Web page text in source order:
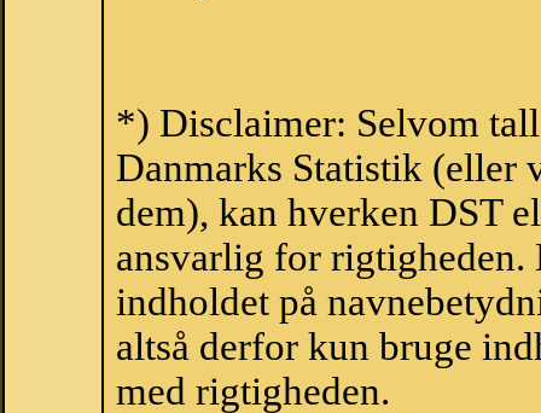
*) Disclaimer: Selvom
Danmarks Statistik (eller
dem), kan hverken DST
ansvarlig for
indholdet på
altså derfor kun bruge
med rigtigheden.